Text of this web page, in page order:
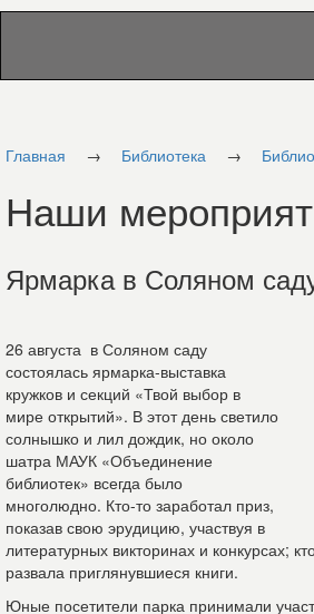
Главная → Библиотека →
Наши
Ярмарка в Соляном
26 августа в Соляном саду
состоялась ярмарка-выставка
кружков и секций «Твой выбор в
мире открытий». В этот день светило
солнышко и лил дождик, но около
шатра МАУК «Объединение
библиотек» всегда было
многолюдно. Кто-то заработал приз,
показав свою эрудицию, участвуя в
литературных викторинах и конкурсах;
развала приглянувшиеся книги.
Юные посетители парка принимали